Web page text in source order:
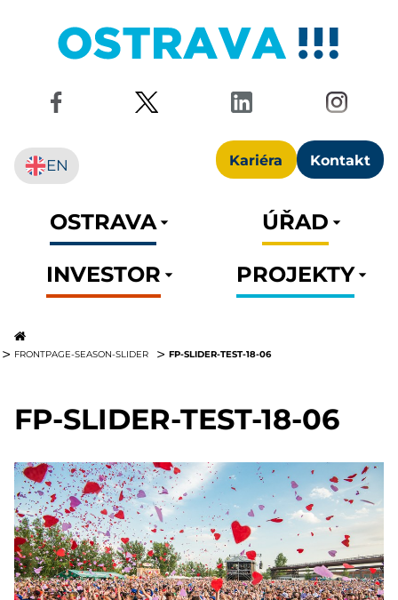
Kariéra Kontakt
EN
OSTRAVA
ÚŘAD
INVESTOR
PROJEKTY
FRONTPAGE-SEASON-SLIDER FP-SLIDER-TEST-18-06
FP-SLIDER-TEST-18-06